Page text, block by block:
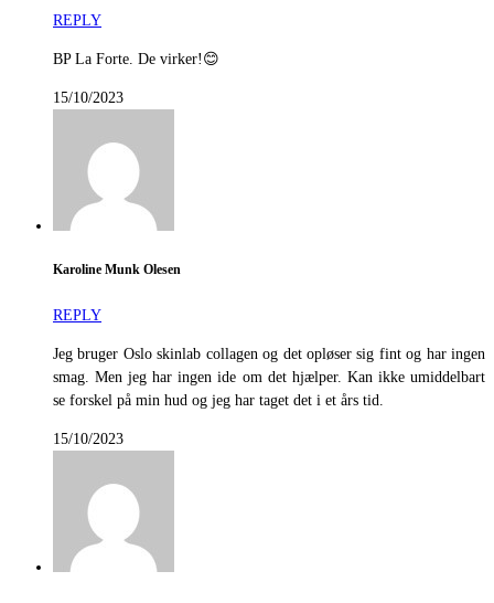
REPLY
BP La Forte. De virker!😊
15/10/2023
Karoline Munk Olesen
REPLY
Jeg bruger Oslo skinlab collagen og det opløser sig fint og har ingen
smag. Men jeg har ingen ide om det hjælper. Kan ikke umiddelbart
se forskel på min hud og jeg har taget det i et års tid.
15/10/2023